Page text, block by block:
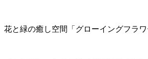
花と緑の癒し空間「グローイングフラワ